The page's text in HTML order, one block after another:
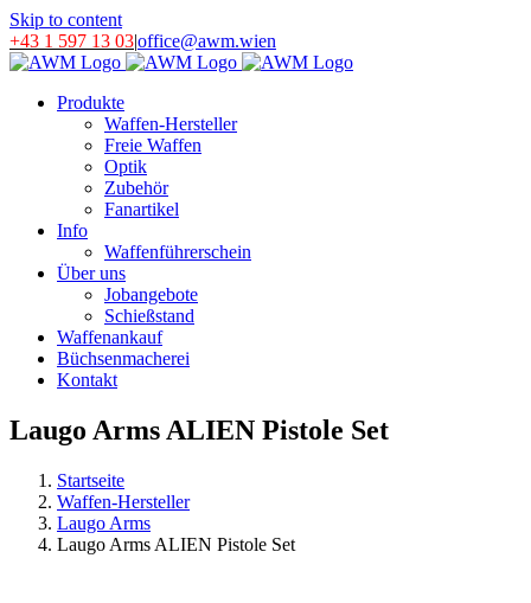
Skip to content
+43 1 597 13 03|office@awm.wien
Produkte
Waffen-Hersteller
Freie Waffen
Optik
Zubehör
Fanartikel
Info
Waffenführerschein
Über uns
Jobangebote
Schießstand
Waffenankauf
Büchsenmacherei
Kontakt
Laugo Arms ALIEN Pistole Set
Startseite
Waffen-Hersteller
Laugo Arms
Laugo Arms ALIEN Pistole Set